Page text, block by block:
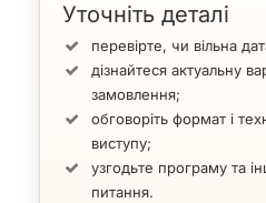
Уточніть деталі
перевірте, чи вільна
дізнайтеся актуальну
замовлення;
обговоріть формат і
виступу;
узгодьте програму та
питання.